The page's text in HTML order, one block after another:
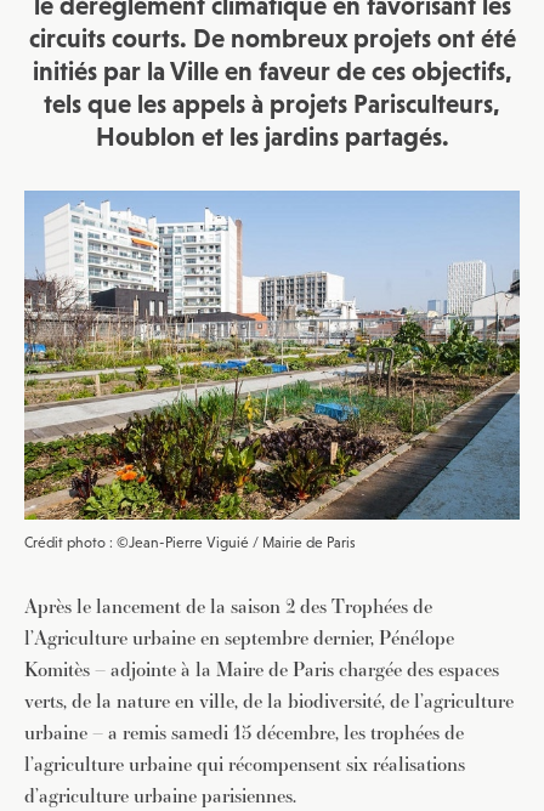
le dérèglement climatique en favorisant les
circuits courts. De nombreux projets ont été
initiés par la Ville en faveur de ces objectifs,
tels que les appels à projets Parisculteurs,
Houblon et les jardins partagés.
Crédit photo : ©Jean-Pierre Viguié / Mairie de Paris
Après le lancement de la saison 2 des Trophées de
l’Agriculture urbaine en septembre dernier, Pénélope
Komitès – adjointe à la Maire de Paris chargée des espaces
verts, de la nature en ville, de la biodiversité, de l’agriculture
urbaine – a remis samedi 15 décembre, les trophées de
l’agriculture urbaine qui récompensent six réalisations
d’agriculture urbaine parisiennes.